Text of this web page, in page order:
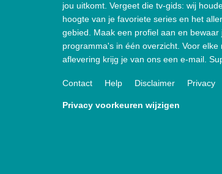
jou uitkomt. Vergeet die tv-gids: wij
hoogte van je favoriete series en het
gebied. Maak een profiel aan en bewaar
programma's in één overzicht. Voor elke
aflevering krijg je van ons een e-mail.
Contact Help Disclaimer Privacy
Privacy voorkeuren wijzigen